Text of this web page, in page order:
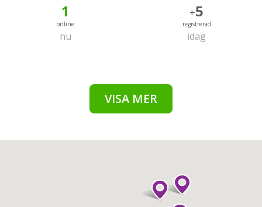
1
online
nu
+5
registrerad
idag
VISA MER